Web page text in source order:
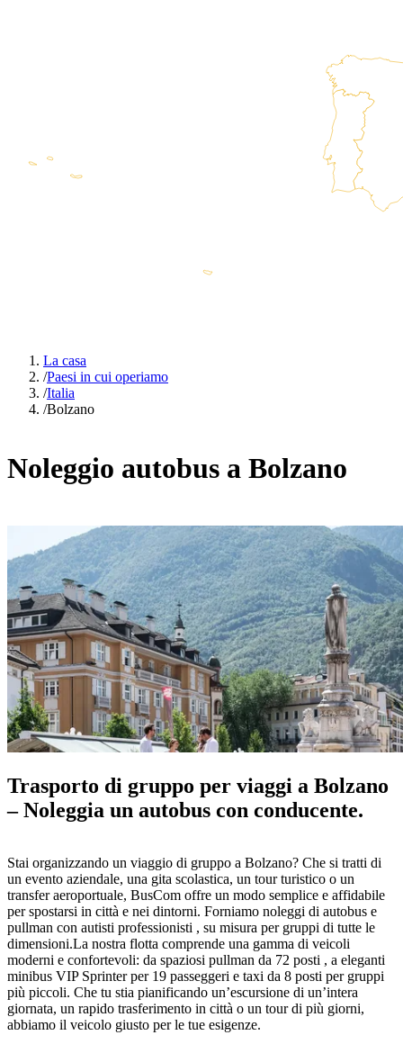
La casa
/Paesi in cui operiamo
/Italia
/Bolzano
Noleggio autobus a Bolzano
Trasporto di gruppo per viaggi a Bolzano
– Noleggia un autobus con conducente.
Stai organizzando un viaggio di gruppo a Bolzano? Che si tratti di
un evento aziendale, una gita scolastica, un tour turistico o un
transfer aeroportuale, BusCom offre un modo semplice e affidabile
per spostarsi in città e nei dintorni. Forniamo noleggi di autobus e
pullman con autisti professionisti , su misura per gruppi di tutte le
dimensioni.La nostra flotta comprende una gamma di veicoli
moderni e confortevoli: da spaziosi pullman da 72 posti , a eleganti
minibus VIP Sprinter per 19 passeggeri e taxi da 8 posti per gruppi
più piccoli. Che tu stia pianificando un’escursione di un’intera
giornata, un rapido trasferimento in città o un tour di più giorni,
abbiamo il veicolo giusto per le tue esigenze.